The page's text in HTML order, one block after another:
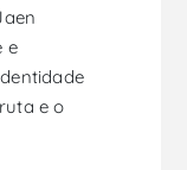
e
e o